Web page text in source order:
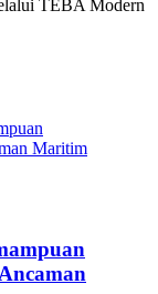
TEBA Modern